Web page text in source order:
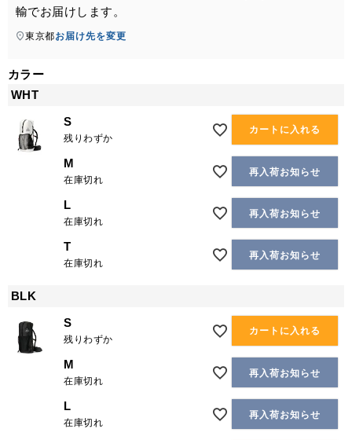
輸でお届けします。
東京都お届け先を変更
カラー
WHT
S
残りわずか
カートに入れる
M
在庫切れ
再入荷お知らせ
L
在庫切れ
再入荷お知らせ
T
在庫切れ
再入荷お知らせ
BLK
S
残りわずか
カートに入れる
M
在庫切れ
再入荷お知らせ
L
在庫切れ
再入荷お知らせ